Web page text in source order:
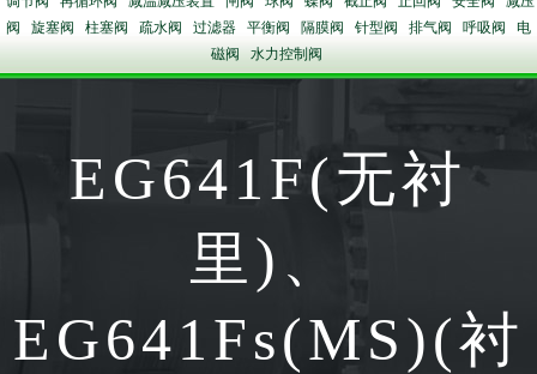
阀
旋塞阀 柱塞阀 疏水阀 过滤器 平衡阀 隔膜阀 针型阀 排气阀 呼吸阀
电
磁阀
水力控制阀
EG641F(无衬
里)、
EG641Fs(MS)(衬